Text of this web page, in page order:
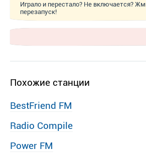
Играло и перестало? Не включается?
перезапуск!
Похожие станции
BestFriend FM
Radio Compile
Power FM